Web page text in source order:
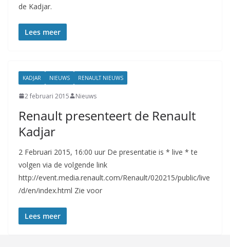
de Kadjar.
Lees meer
KADJAR NIEUWS RENAULT NIEUWS
2 februari 2015 Nieuws
Renault presenteert de Renault
Kadjar
2 Februari 2015, 16:00 uur De presentatie is * live * te
volgen via de volgende link
http://event.media.renault.com/Renault/020215/public/live
/d/en/index.html Zie voor
Lees meer